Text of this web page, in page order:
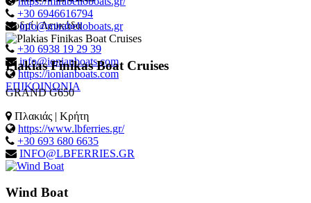
Νυδρί | Λευκάδα
+30 6938 19 29 39
info@ionianboats.com
https://ionianboats.com
ΕΠΙΚΟΙΝΩΝΙΑ
+30 6946616794
info@mirabelloboats.gr
Plakias Finikas Boat Cruises
GRAND G650
Πλακιάς | Κρήτη
https://www.lbferries.gr/
+30 693 680 6635
INFO@LBFERRIES.GR
Wind Boat